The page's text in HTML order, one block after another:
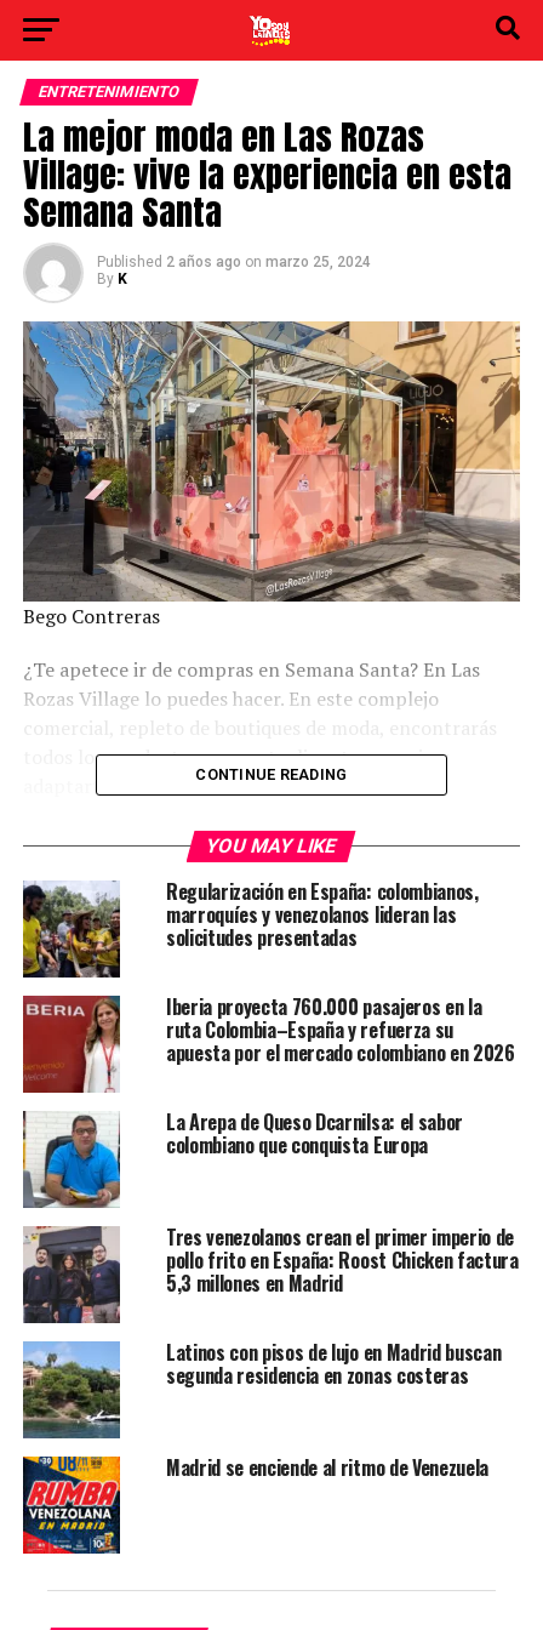
ENTRETENIMIENTO
La mejor moda en Las Rozas
Village: vive la experiencia en esta
Semana Santa
Published 2 años ago on marzo 25, 2024
By K
Bego Contreras
¿Te apetece ir de compras en Semana Santa? En Las
Rozas Village lo puedes hacer. En este complejo
comercial, repleto de boutiques de moda, encontrarás
todos los productos para actualizar tu armario y
adaptarte a las nuevas tendencias
Contenidos de la entrada
Las compras en Las Rozas Village, el centro de todo
El arte, el compañero perfecto para tus compras
Semana Santa, tiempo de dulces
Sacia tus ganas de dulce en Semana Santa con una
visita al Village.
¿Qué compras necesitas? Te ayudan en tu búsqueda
Las compras en Las Rozas
Village, el centro de todo
Las Rozas Village, un distinguido enclave comercial con
boutiques de moda, ubicado en la calle Juan Ramón
Jiménez 3, en Las Rozas. Este lugar permite disfrutar
tanto de compras de marcas reconocidas como de otras
experiencias accesorias para hacer de tu visita algo
inolvidable. El centro cuenta con productos de 100
firmas nacionales e internacionales y un amplio
catálogo de artículos. Sin duda, el destino perfecto para
encontrar los complementos o la moda que necesitas.
CONTINUE READING
YOU MAY LIKE
Regularización en España: colombianos,
marroquíes y venezolanos lideran las
solicitudes presentadas
Iberia proyecta 760.000 pasajeros en la
ruta Colombia–España y refuerza su
apuesta por el mercado colombiano en 2026
La Arepa de Queso Dcarnilsa: el sabor
colombiano que conquista Europa
Tres venezolanos crean el primer imperio de
pollo frito en España: Roost Chicken factura
5,3 millones en Madrid
Latinos con pisos de lujo en Madrid buscan
segunda residencia en zonas costeras
Madrid se enciende al ritmo de Venezuela